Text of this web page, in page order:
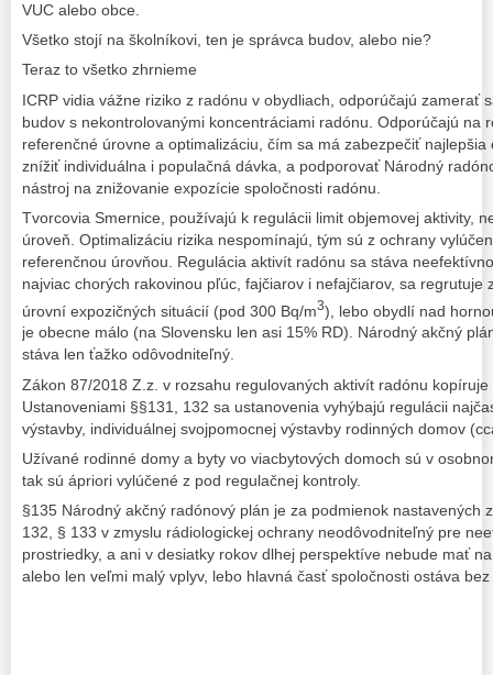
VUC alebo obce.
Všetko stojí na školníkovi, ten je správca budov, alebo nie?
Teraz to všetko zhrnieme
ICRP vidia vážne riziko z radónu v obydliach, odporúčajú zamerať
budov s nekontrolovanými koncentráciami radónu. Odporúčajú na
referenčné úrovne a optimalizáciu, čím sa má zabezpečiť
znížiť individuálna i populačná dávka, a podporovať Národný
nástroj na znižovanie expozície spoločnosti radónu.
Tvorcovia Smernice, používajú k regulácii limit objemovej aktivity,
úroveň. Optimalizáciu rizika nespomínajú, tým sú z ochrany
referenčnou úrovňou. Regulácia aktivít radónu sa stáva
najviac chorých rakovinou pľúc, fajčiarov i nefajčiarov, sa regrutuje
úrovní expozičných situácií (pod 300 Bq/m3), lebo obydlí nad
je obecne málo (na Slovensku len asi 15% RD). Národný akčný
stáva len ťažko odôvodniteľný.
Zákon 87/2018 Z.z. v rozsahu regulovaných aktivít radónu
Ustanoveniami §§131, 132 sa ustanovenia vyhýbajú regulácii
výstavby, individuálnej svojpomocnej výstavby rodinných domov
Užívané rodinné domy a byty vo viacbytových domoch sú v
tak sú ápriori vylúčené z pod regulačnej kontroly.
§135 Národný akčný radónový plán je za podmienok nastavených
132, § 133 v zmyslu rádiologickej ochrany neodôvodniteľný pre
prostriedky, a ani v desiatky rokov dlhej perspektíve nebude mať
alebo len veľmi malý vplyv, lebo hlavná časť spoločnosti ostáva